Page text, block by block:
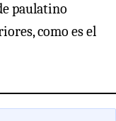
paulatino
como es el